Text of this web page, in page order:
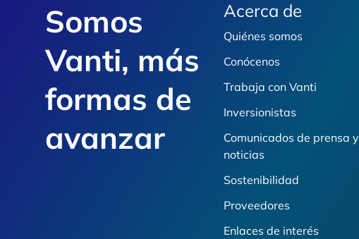
Somos
Vanti, más
formas de
avanzar
Acerca de
Quiénes somos
Conócenos
Trabaja con Vanti
Inversionistas
Comunicados de prensa y
noticias
Sostenibilidad
Proveedores
Enlaces de interés